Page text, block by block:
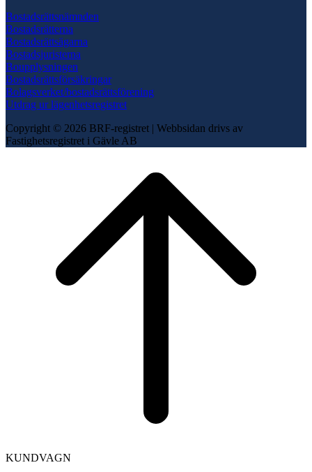
Bostadsrättsnämnden
Bostadsrätterna
Bostadsrättsägarna
Bostadsjuristerna
Boupplysningen
Bostadsrättsförsäkringar
Bolagsverket/bostadsrättsförening
Utdrag ur lägenhetsregistret
Copyright © 2026 BRF-registret | Webbsidan drivs av
Fastighetsregistret i Gävle AB
KUNDVAGN